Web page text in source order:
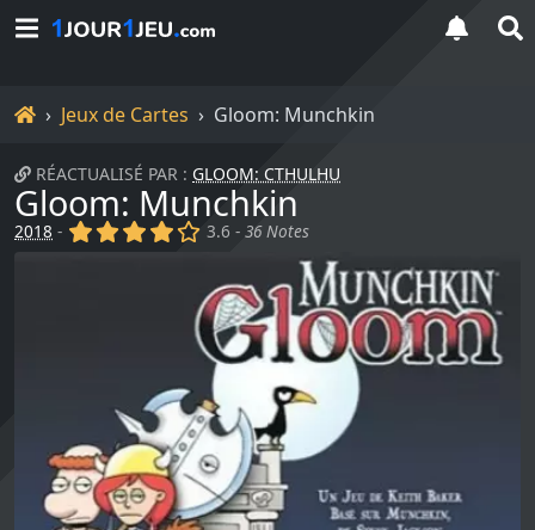
Accueil
Jeux de Cartes Gloom: Munchkin
RÉACTUALISÉ PAR : GLOOM: CTHULHU
Gloom: Munchkin
2018 - (x) (x) (x) (x) ()
3.6 -36 Notes